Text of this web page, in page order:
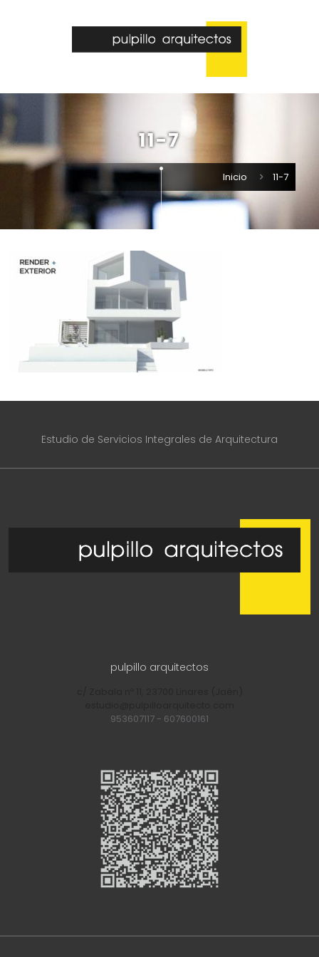
11-7
Inicio 11-7
Estudio de Servicios Integrales de Arquitectura
pulpillo arquitectos
953607117 - 607600161